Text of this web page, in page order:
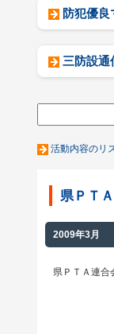
防犯優良
三防設通
活動内容のリ
県ＰＴ
2009年3月
県ＰＴＡ連合